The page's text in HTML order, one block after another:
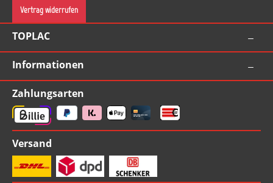
Vertrag widerrufen
TOPLAC
Informationen
Zahlungsarten
Versand